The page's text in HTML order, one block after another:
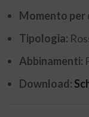
Momento
Tipologia:
Abbinamenti:
Download: